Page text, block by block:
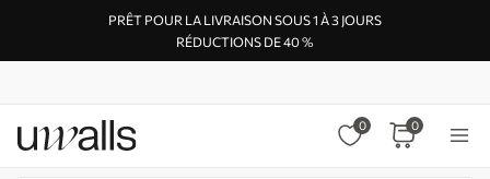
PRÊT POUR LA LIVRAISON SOUS 1 À 3 JOURS
RÉDUCTIONS DE 40 %
0 0